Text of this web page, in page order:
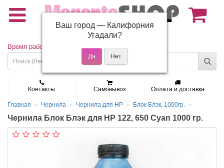
(495) 150-01-37
Время работы: Пн - Пт 9:30 - 19:00
Контакты Самовывоз Оплата и доставка
Главная Чернила Чернила для HP Блок Блэк, 1000гр.
Чернила Блок Блэк для HP 122, 650 Cyan 1000 гр.
Ваш город — Калифорния
Угадали?